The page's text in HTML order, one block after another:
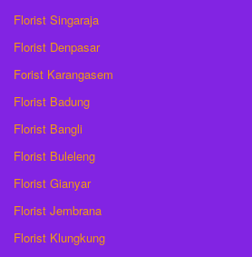
Florist Singaraja
Florist Denpasar
Forist Karangasem
Florist Badung
Florist Bangli
Florist Buleleng
Florist Gianyar
Florist Jembrana
Florist Klungkung